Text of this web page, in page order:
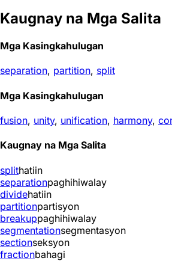
Kaugnay na Mga Salita
Mga Kasingkahulugan
separation, partition, split
Mga Kasingkahulugan
fusion, unity, unification, harmony,
Kaugnay na Mga Salita
splithatiin
separationpaghihiwalay
dividehatiin
partitionpartisyon
breakuppaghihiwalay
segmentationsegmentasyon
sectionseksyon
fractionbahagi